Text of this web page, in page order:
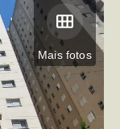
Mais fotos